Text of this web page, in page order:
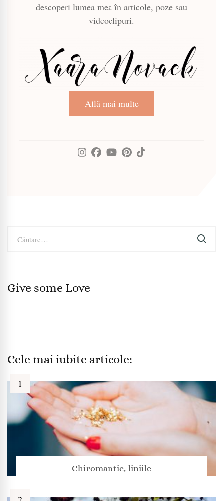
descoperi lumea mea în articole, poze sau
videoclipuri.
Află mai multe
după:
Give some Love
Cele mai iubite articole:
Chiromantie, liniile